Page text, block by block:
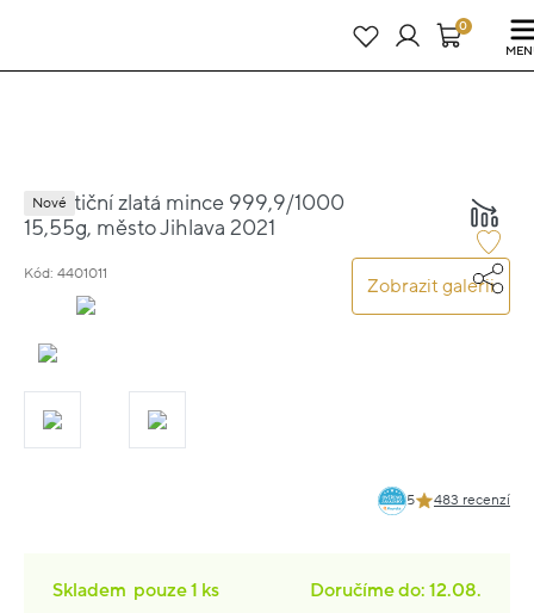
23 dní : 18h : 38m : 51s0
Investiční zlatá mince 999,9/1000
15,55g, město Jihlava 2021
Kód: 4401011
Zobrazit galerii
Nové
5 483 recenzí
Skladem pouze1 ks
Doručíme do: 12.08.